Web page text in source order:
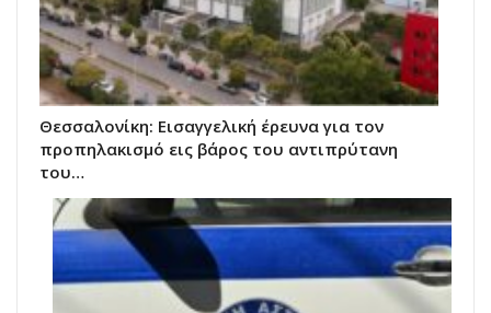
Θεσσαλονίκη: Εισαγγελική έρευνα για τον
προπηλακισμό εις βάρος του αντιπρύτανη
του…